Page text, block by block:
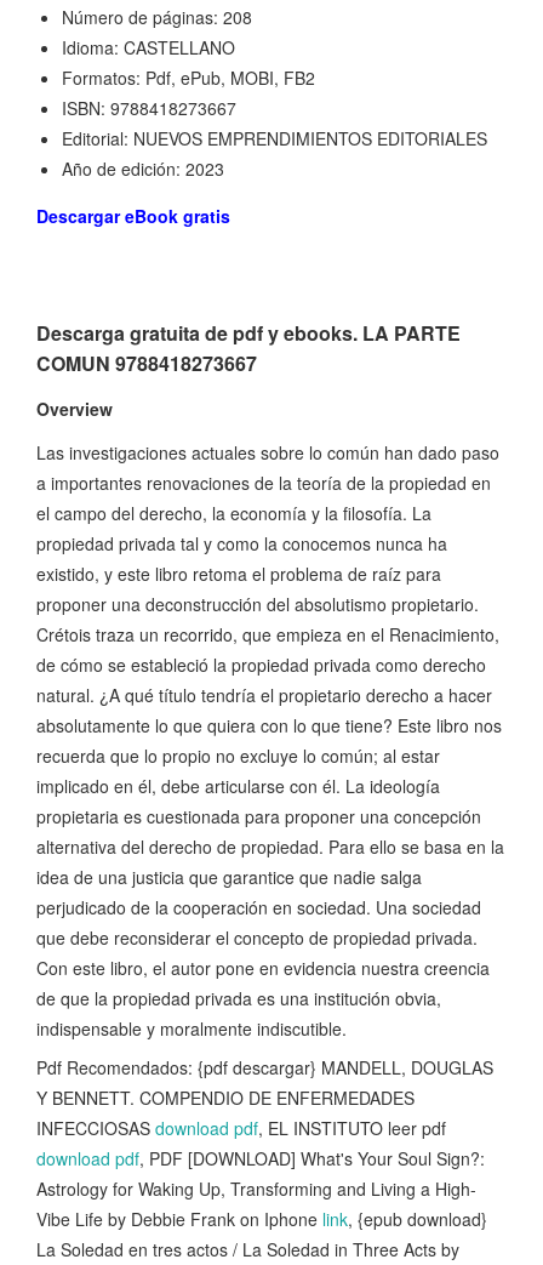
Número de páginas: 208
Idioma: CASTELLANO
Formatos: Pdf, ePub, MOBI, FB2
ISBN: 9788418273667
Editorial: NUEVOS EMPRENDIMIENTOS EDITORIALES
Año de edición: 2023
Descargar eBook gratis
Descarga gratuita de pdf y ebooks. LA PARTE
COMUN 9788418273667
Overview
Las investigaciones actuales sobre lo común han dado paso
a importantes renovaciones de la teoría de la propiedad en
el campo del derecho, la economía y la filosofía. La
propiedad privada tal y como la conocemos nunca ha
existido, y este libro retoma el problema de raíz para
proponer una deconstrucción del absolutismo propietario.
Crétois traza un recorrido, que empieza en el Renacimiento,
de cómo se estableció la propiedad privada como derecho
natural. ¿A qué título tendría el propietario derecho a hacer
absolutamente lo que quiera con lo que tiene? Este libro nos
recuerda que lo propio no excluye lo común; al estar
implicado en él, debe articularse con él. La ideología
propietaria es cuestionada para proponer una concepción
alternativa del derecho de propiedad. Para ello se basa en la
idea de una justicia que garantice que nadie salga
perjudicado de la cooperación en sociedad. Una sociedad
que debe reconsiderar el concepto de propiedad privada.
Con este libro, el autor pone en evidencia nuestra creencia
de que la propiedad privada es una institución obvia,
indispensable y moralmente indiscutible.
Pdf Recomendados: {pdf descargar} MANDELL, DOUGLAS
Y BENNETT. COMPENDIO DE ENFERMEDADES
INFECCIOSAS download pdf, EL INSTITUTO leer pdf
download pdf, PDF [DOWNLOAD] What's Your Soul Sign?:
Astrology for Waking Up, Transforming and Living a High-
Vibe Life by Debbie Frank on Iphone link, {epub download}
La Soledad en tres actos / La Soledad in Three Acts by